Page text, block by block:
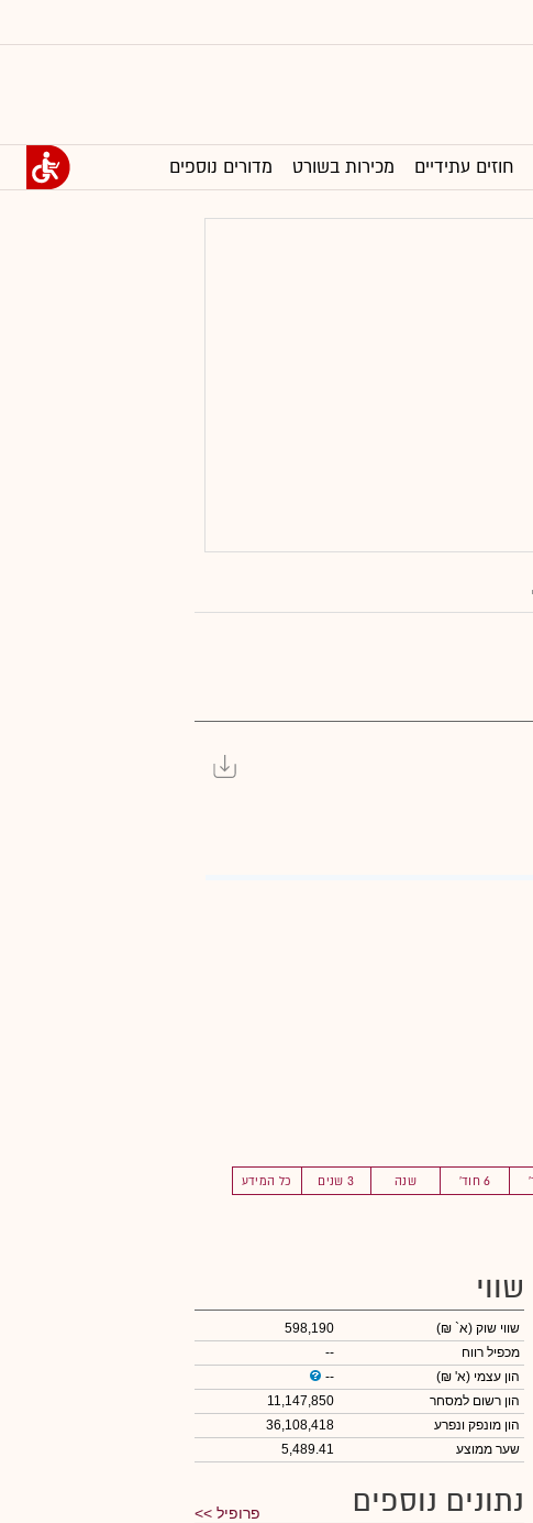
חוזים עתידיים מכירות בשורט מדורים נוספים
6 חוד' שנה 3 שנים כל המידע
שווי
שווי שוק (א` ₪)
598,190
מכפיל רווח
--
הון עצמי (א' ₪)
--
הון רשום למסחר
11,147,850
הון מונפק ונפרע
36,108,418
שער ממוצע
5,489.41
נתונים נוספים פרופיל >>